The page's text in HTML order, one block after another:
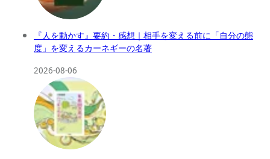
『人を動かす』要約・感想｜相手を変える前に「自分の態
度」を変えるカーネギーの名著
2026-08-06